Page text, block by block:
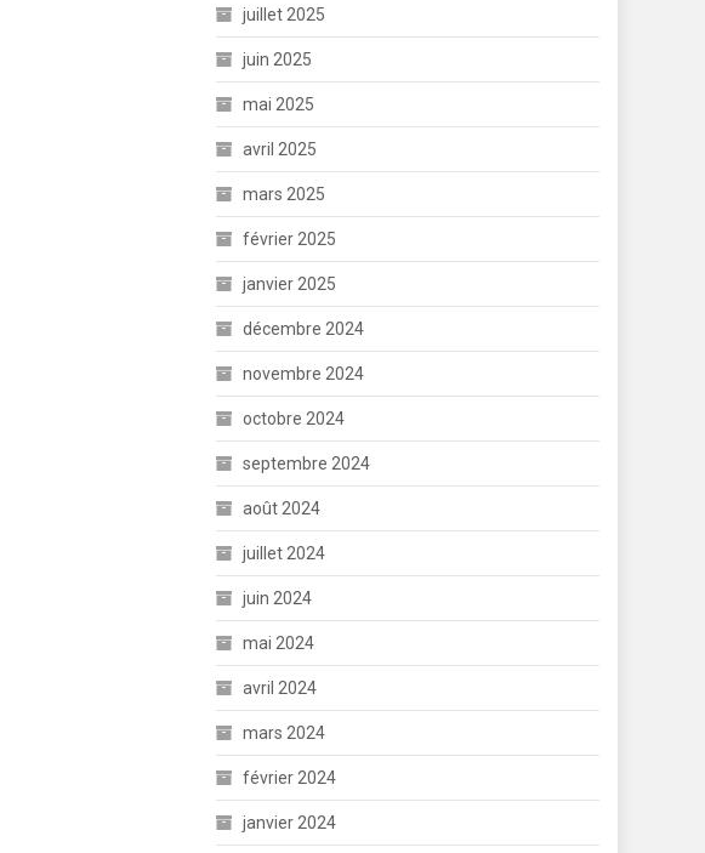
juillet 2025
juin 2025
mai 2025
avril 2025
mars 2025
février 2025
janvier 2025
décembre 2024
novembre 2024
octobre 2024
septembre 2024
août 2024
juillet 2024
juin 2024
mai 2024
avril 2024
mars 2024
février 2024
janvier 2024